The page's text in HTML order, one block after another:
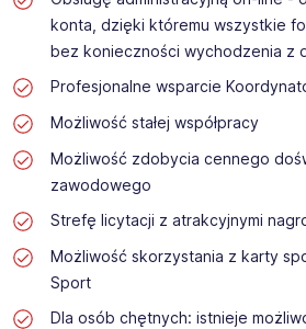
konta, dzięki któremu wszystkie
bez konieczności wychodzenia z
Profesjonalne wsparcie
Możliwość stałej współpracy
Możliwość zdobycia cennego
zawodowego
Strefę licytacji z atrakcyjnymi
Możliwość skorzystania z karty
Sport
Dla osób chętnych: istnieje